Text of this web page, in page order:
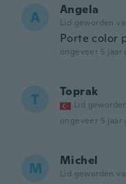
A Angela
Lid geworden
Porte color
ongeveer 5 jaar
T Toprak
Lid
ongeveer 5 jaar
M Michel
Lid geworden